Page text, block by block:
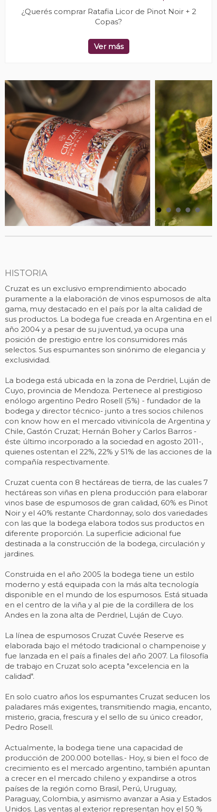
¿Querés comprar Ratafia Licor de Pinot Noir + 2
Copas?
Ver más
HISTORIA
Cruzat es un exclusivo emprendimiento abocado
puramente a la elaboración de vinos espumosos de alta
gama, muy destacado en el país por la alta calidad de
sus productos. La bodega fue creada en Argentina en el
año 2004 y a pesar de su juventud, ya ocupa una
posición de prestigio entre los consumidores más
selectos. Sus espumantes son sinónimo de elegancia y
exclusividad.
La bodega está ubicada en la zona de Perdriel, Luján de
Cuyo, provincia de Mendoza. Pertenece al prestigioso
enólogo argentino Pedro Rosell (5%) - fundador de la
bodega y director técnico- junto a tres socios chilenos
con know how en el mercado vitivinícola de Argentina y
Chile, Gastón Cruzat; Hernán Boher y Carlos Barros -
éste último incorporado a la sociedad en agosto 2011-,
quienes ostentan el 22%, 22% y 51% de las acciones de la
compañía respectivamente.
Cruzat cuenta con 8 hectáreas de tierra, de las cuales 7
hectáreas son viñas en plena producción para elaborar
vinos base de espumosos de gran calidad, 60% es Pinot
Noir y el 40% restante Chardonnay, solo dos variedades
con las que la bodega elabora todos sus productos en
diferente proporción. La superficie adicional fue
destinada a la construcción de la bodega, circulación y
jardines.
Construida en el año 2005 la bodega tiene un estilo
moderno y está equipada con la más alta tecnología
disponible en el mundo de los espumosos. Está situada
en el centro de la viña y al pie de la cordillera de los
Andes en la zona alta de Perdriel, Luján de Cuyo.
La línea de espumosos Cruzat Cuvée Reserve es
elaborada bajo el método tradicional o champenoise y
fue lanzada en el país a finales del año 2007. La filosofía
de trabajo en Cruzat solo acepta "excelencia en la
calidad".
En solo cuatro años los espumantes Cruzat seducen los
paladares más exigentes, transmitiendo magia, encanto,
misterio, gracia, frescura y el sello de su único creador,
Pedro Rosell.
Actualmente, la bodega tiene una capacidad de
producción de 200.000 botellas.- Hoy, si bien el foco de
crecimiento es el mercado argentino, también apuntan
a crecer en el mercado chileno y expandirse a otros
países de la región como Brasil, Perú, Uruguay,
Paraguay, Colombia, y asimismo avanzar a Asia y Estados
Unidos. Las ventas al exterior representan hoy el 50 %